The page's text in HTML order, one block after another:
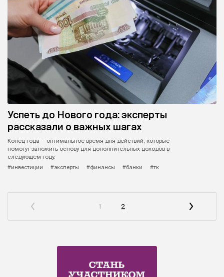
Успеть до Нового года: эксперты
рассказали о важных шагах
Конец года — оптимальное время для действий, которые
помогут заложить основу для дополнительных доходов в
следующем году.
#инвестиции
#эксперты #финансы #банки #тк
1 2